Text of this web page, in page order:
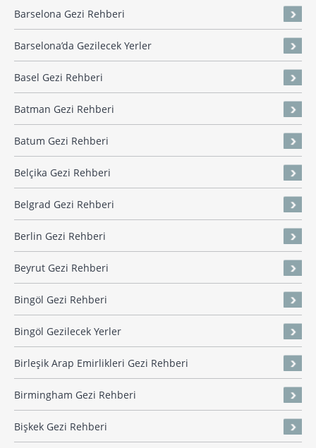
Barselona Gezi Rehberi
Barselona’da Gezilecek Yerler
Basel Gezi Rehberi
Batman Gezi Rehberi
Batum Gezi Rehberi
Belçika Gezi Rehberi
Belgrad Gezi Rehberi
Berlin Gezi Rehberi
Beyrut Gezi Rehberi
Bingöl Gezi Rehberi
Bingöl Gezilecek Yerler
Birleşik Arap Emirlikleri Gezi Rehberi
Birmingham Gezi Rehberi
Bişkek Gezi Rehberi